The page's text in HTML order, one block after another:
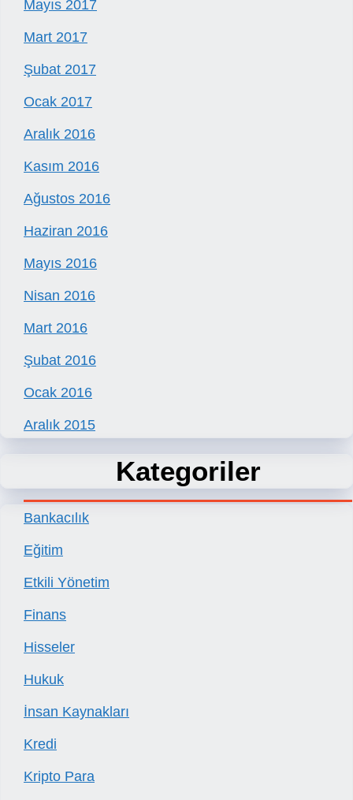
Mayıs 2017
Mart 2017
Şubat 2017
Ocak 2017
Aralık 2016
Kasım 2016
Ağustos 2016
Haziran 2016
Mayıs 2016
Nisan 2016
Mart 2016
Şubat 2016
Ocak 2016
Aralık 2015
Kategoriler
Bankacılık
Eğitim
Etkili Yönetim
Finans
Hisseler
Hukuk
İnsan Kaynakları
Kredi
Kripto Para